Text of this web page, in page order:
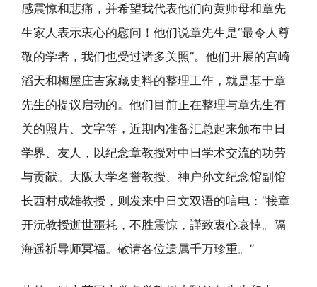
感震惊和悲痛，并希望我代表他们向黄师母和章先
生家人表示衷心的慰问！他们说章先生是“最令人尊
敬的学者，我们也受过诸多关照”。他们开展的宫崎
滔天和梅屋庄吉家藏史料的整理工作，就是基于章
先生的提议启动的。他们目前正在整理与章先生有
关的照片、文字等，近期内准备汇总起来颁布中日
学界、友人，以纪念章教授对中日学术交流的功劳
与贡献。大阪大学名誉教授、神户孙文纪念馆副馆
长西村成雄教授，则发来中日文双语的唁电：“接章
开沅教授逝世噩耗，不胜震惊，謹致衷心哀悼。隔
海遥祈导师冥福。敬请各位遗属千万珍重。”